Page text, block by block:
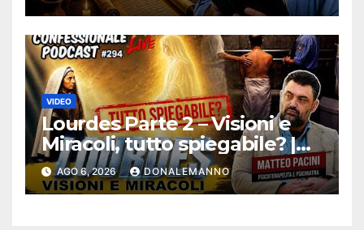
VIDEO
Lourdes Parte 2 – Visioni e
Miracoli, tutto spiegabile? |
Debunking |
#ConfessionalePodcast 294
AGO 6, 2026 DONALEMANNO